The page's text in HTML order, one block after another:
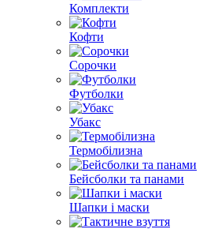
Комплекти
Кофти
Сорочки
Футболки
Убакс
Термобілизна
Бейсболки та панами
Шапки і маски